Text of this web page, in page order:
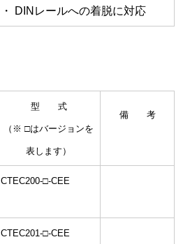
・ DINレールへの着脱に対応
型 式
（※ □はバージョンを
表します）
備 考
CTEC200-□-CEE
CTEC201-□-CEE